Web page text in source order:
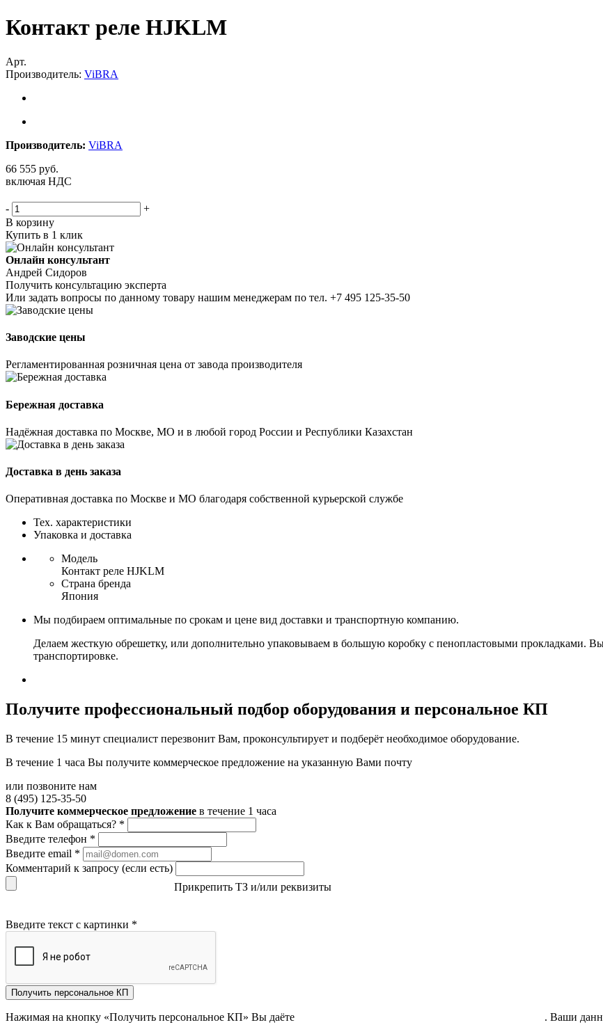
Контакт реле HJKLM
Арт.
Производитель: ViBRA
Производитель: ViBRA
66 555 руб.
включая НДС
-
+
В корзину
Купить в 1 клик
Онлайн консультант
Андрей Сидоров
Получить консультацию эксперта
Или задать вопросы по данному товару нашим менеджерам по тел. +7 495 125-35-50
Заводские цены
Регламентированная розничная цена от завода производителя
Бережная доставка
Надёжная доставка по Москве, МО и в любой город России и Республики Казахстан
Доставка в день заказа
Оперативная доставка по Москве и МО благодаря собственной курьерской службе
Тех. характеристики
Упаковка и доставка
Модель
Контакт реле HJKLM
Страна бренда
Япония
Мы подбираем оптимальные по срокам и цене вид доставки и транспортную компанию.
Делаем жесткую обрешетку, или дополнительно упаковываем в большую коробку с пенопластовыми прокладками.
транспортировке.
Получите профессиональный подбор оборудования и персональное КП
В течение 15 минут специалист перезвонит Вам, проконсультирует и подберёт необходимое оборудование.
В течение 1 часа Вы получите коммерческое предложение на указанную Вами почту
или позвоните нам
8 (495) 125-35-50
Получите коммерческое предложение в течение 1 часа
Как к Вам обращаться? *
Введите телефон *
Введите email *
Комментарий к запросу (если есть)
Прикрепить ТЗ и/или реквизиты
Введите текст с картинки *
Получить персональное КП
Нажимая на кнопку «Получить персональное КП» Вы даёте . Ваши